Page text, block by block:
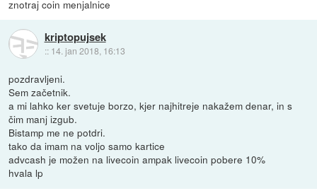
znotraj coin menjalnice
kriptopujsek
:: 14. jan 2018, 16:13
pozdravljeni.
Sem začetnik.
a mi lahko ker svetuje borzo, kjer najhitreje nakažem denar, in s
čim manj izgub.
Bistamp me ne potdri.
tako da imam na voljo samo kartice
advcash je možen na livecoin ampak livecoin pobere 10%
hvala lp